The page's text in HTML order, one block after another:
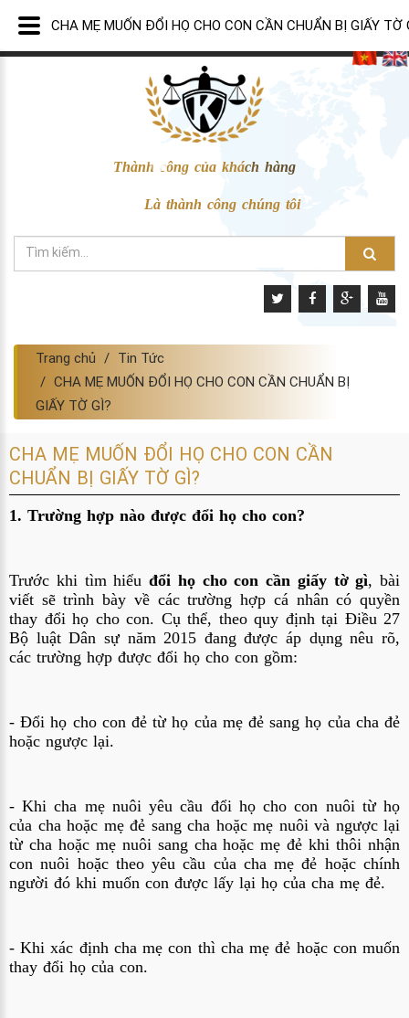
Thành công của khách hàng
Là thành công chúng tôi
Trang chủ
Tin Tức
CHA MẸ MUỐN ĐỔI HỌ CHO CON CẦN CHUẨN BỊ
GIẤY TỜ GÌ?
CHA MẸ MUỐN ĐỔI HỌ CHO CON CẦN
CHUẨN BỊ GIẤY TỜ GÌ?
1. Trường hợp nào được đổi họ cho con?
Trước khi tìm hiểu đổi họ cho con cần giấy tờ gì, bài
viết sẽ trình bày về các trường hợp cá nhân có quyền
thay đổi họ cho con. Cụ thể, theo quy định tại Điều 27
Bộ luật Dân sự năm 2015 đang được áp dụng nêu rõ,
các trường hợp được đổi họ cho con gồm:
- Đổi họ cho con đẻ từ họ của mẹ đẻ sang họ của cha đẻ
hoặc ngược lại.
- Khi cha mẹ nuôi yêu cầu đổi họ cho con nuôi từ họ
của cha hoặc mẹ đẻ sang cha hoặc mẹ nuôi và ngược lại
từ cha hoặc mẹ nuôi sang cha hoặc mẹ đẻ khi thôi nhận
con nuôi hoặc theo yêu cầu của cha mẹ đẻ hoặc chính
người đó khi muốn con được lấy lại họ của cha mẹ đẻ.
- Khi xác định cha mẹ con thì cha mẹ đẻ hoặc con muốn
thay đổi họ của con.
CHA MẸ MUỐN ĐỔI HỌ CHO CON CẦN CHUẨN BỊ GIẤY TỜ